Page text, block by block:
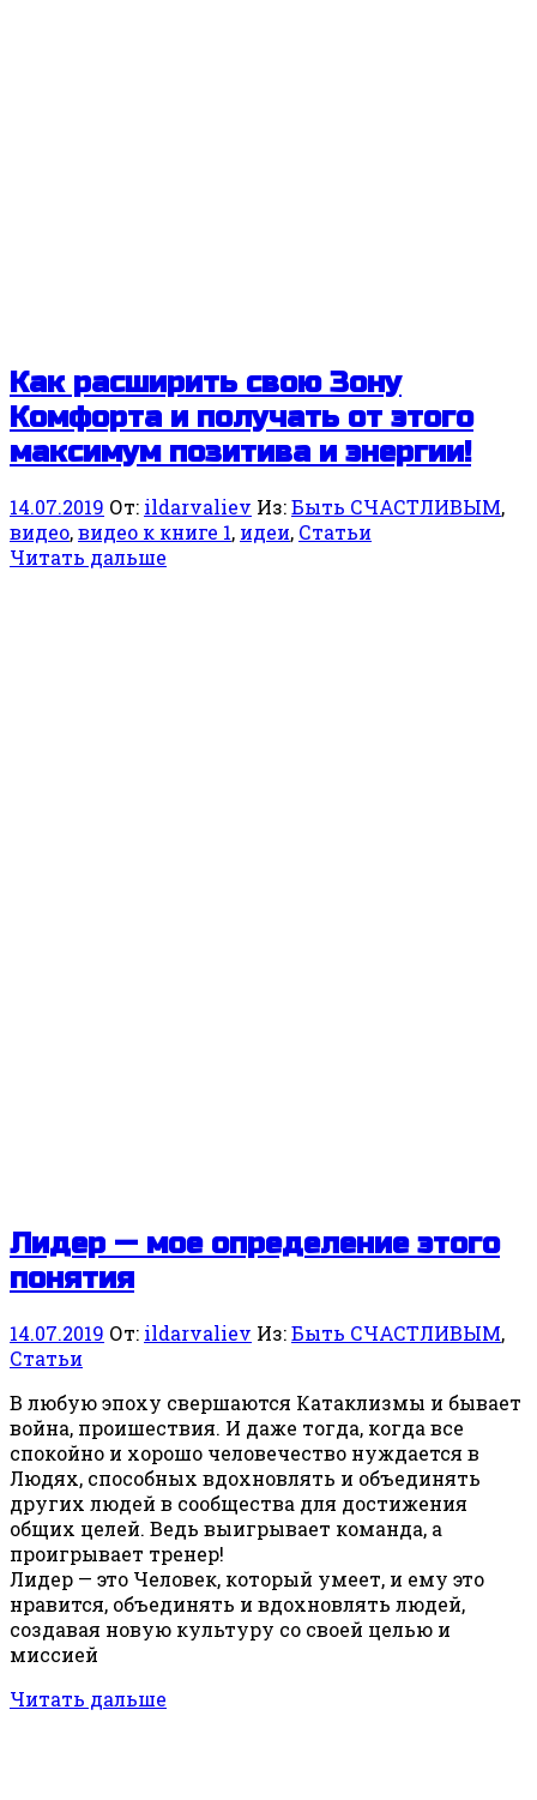
Как расширить свою Зону
Комфорта и получать от этого
максимум позитива и энергии!
14.07.2019 От: ildarvaliev Из:Быть СЧАСТЛИВЫМ,
видео,видео к книге 1, идеи, Статьи
Читать дальше
Лидер — мое определение этого
понятия
14.07.2019 От: ildarvaliev Из:Быть СЧАСТЛИВЫМ,
Статьи
В любую эпоху свершаются Катаклизмы и бывает
война, проишествия. И даже тогда, когда все
спокойно и хорошо человечество нуждается в
Людях, способных вдохновлять и объединять
других людей в сообщества для достижения
общих целей. Ведь выигрывает команда, а
проигрывает тренер!
Лидер — это Человек, который умеет, и ему это
нравится, объединять и вдохновлять людей,
создавая новую культуру со своей целью и
миссией
Читать дальше